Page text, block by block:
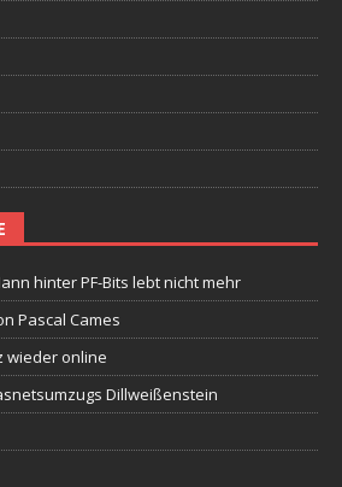
hinter PF-Bits lebt nicht mehr
Pascal Cames
wieder online
Dillweißenstein